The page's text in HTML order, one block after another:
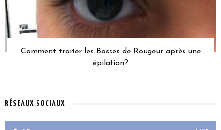
Comment traiter les Bosses de Rougeur après une
épilation?
RÉSEAUX SOCIAUX